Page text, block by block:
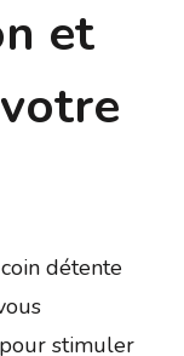
et
détente
stimuler